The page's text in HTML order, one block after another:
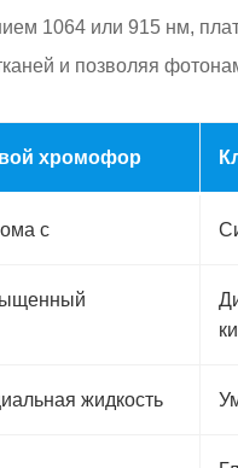
1064 или 915 нм,
и позволяя
хромофор
с
жидкость